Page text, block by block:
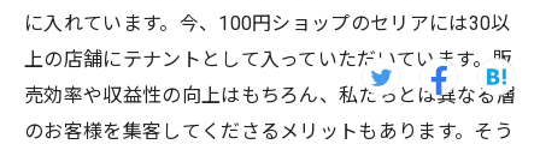
に入れています。今、100円ショップのセリアには30以
上の店舗にテナントとして入っていただいています。販
売効率や収益性の向上はもちろん、私たちとは異なる層
のお客様を集客してくださるメリットもあります。そう